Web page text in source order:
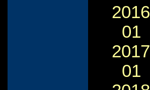
2016
01
2017
01